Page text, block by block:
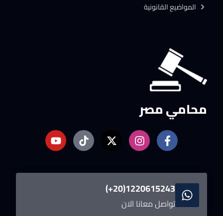
محامي مصر
1220615243(20+)
تواصل معانا الان
المواضيع القانونية